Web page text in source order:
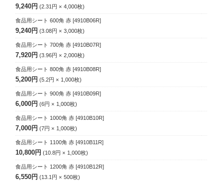
9,240円 2.31円 4,000枚
食品用シート 600角 赤 [4910B06R]
9,240円 3.08円 3,000枚
食品用シート 700角 赤 [4910B07R]
7,920円 3.96円 2,000枚
食品用シート 800角 赤 [4910B08R]
5,200円 5.2円 1,000枚
食品用シート 900角 赤 [4910B09R]
6,000円 6円 1,000枚
食品用シート 1000角 赤 [4910B10R]
7,000円 7円 1,000枚
食品用シート 1100角 赤 [4910B11R]
10,800円 10.8円 1,000枚
食品用シート 1200角 赤 [4910B12R]
6,550円 13.1円 500枚